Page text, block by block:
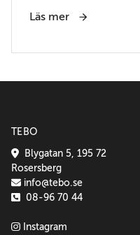
Läs mer
TEBO
Blygatan 5, 195 72
Rosersberg
info@tebo.se
08-96 70 44
Instagram